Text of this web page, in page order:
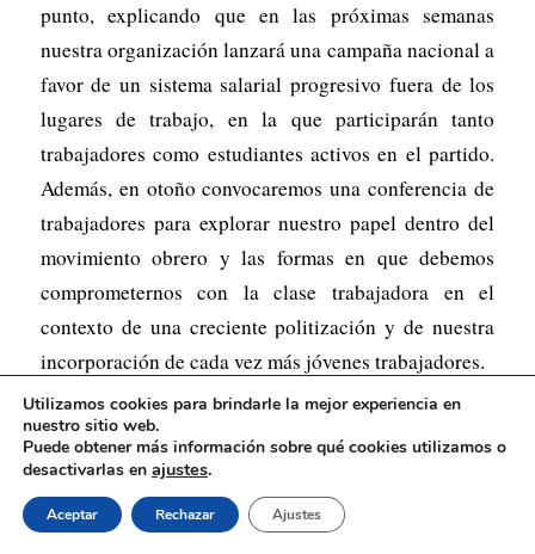
punto, explicando que en las próximas semanas
nuestra organización lanzará una campaña nacional a
favor de un sistema salarial progresivo fuera de los
lugares de trabajo, en la que participarán tanto
trabajadores como estudiantes activos en el partido.
Además, en otoño convocaremos una conferencia de
trabajadores para explorar nuestro papel dentro del
movimiento obrero y las formas en que debemos
comprometernos con la clase trabajadora en el
contexto de una creciente politización y de nuestra
incorporación de cada vez más jóvenes trabajadores.
El congreso fue una oportunidad esencial para reunir
las experiencias y los análisis de los extraordinarios
meses que dejamos atrás.
Pero, como observó Paolo, igual de innegable fue el
Utilizamos cookies para brindarle la mejor experiencia en
nuestro sitio web.
Puede obtener más información sobre qué cookies utilizamos o
desactivarlas en ajustes.
Aceptar Rechazar Ajustes